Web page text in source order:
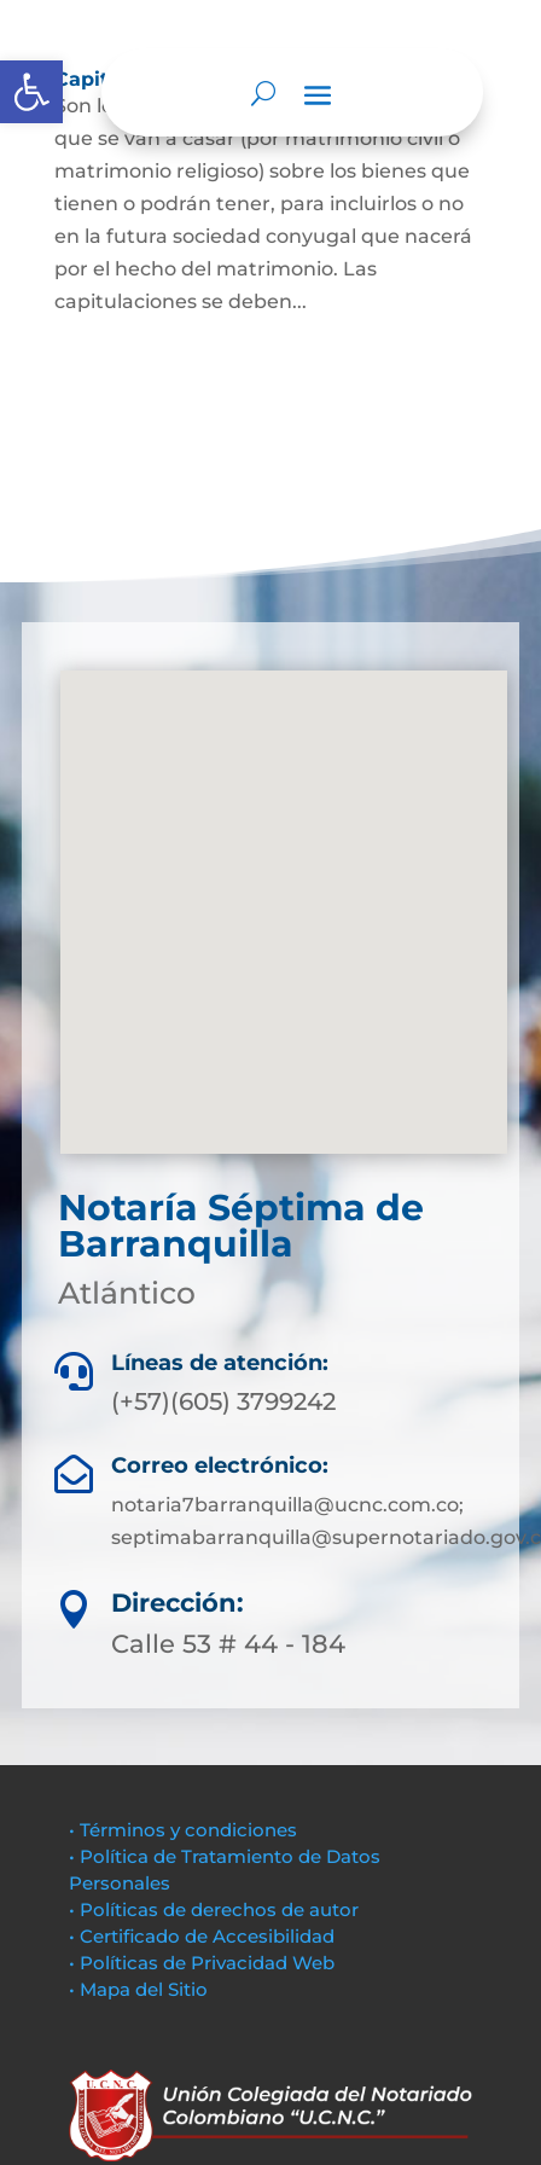
Abrir barra de herramientas
Capitulaciones Matrimoniales
Son los acuerdos que hacen las personas
que se van a casar (por matrimonio civil o
matrimonio religioso) sobre los bienes que
tienen o podrán tener, para incluirlos o no
en la futura sociedad conyugal que nacerá
por el hecho del matrimonio. Las
capitulaciones se deben...
Notaría Séptima de
Barranquilla
Atlántico
 Líneas de atención:
(+57)(605) 3799242
 Correo electrónico:
notaria7barranquilla@ucnc.com.co;

Dirección:
Calle 53 # 44 - 184
• Términos y condiciones
• Política de Tratamiento de Datos
Personales
• Políticas de derechos de autor
• Certificado de Accesibilidad
• Políticas de Privacidad Web
• Mapa del Sitio